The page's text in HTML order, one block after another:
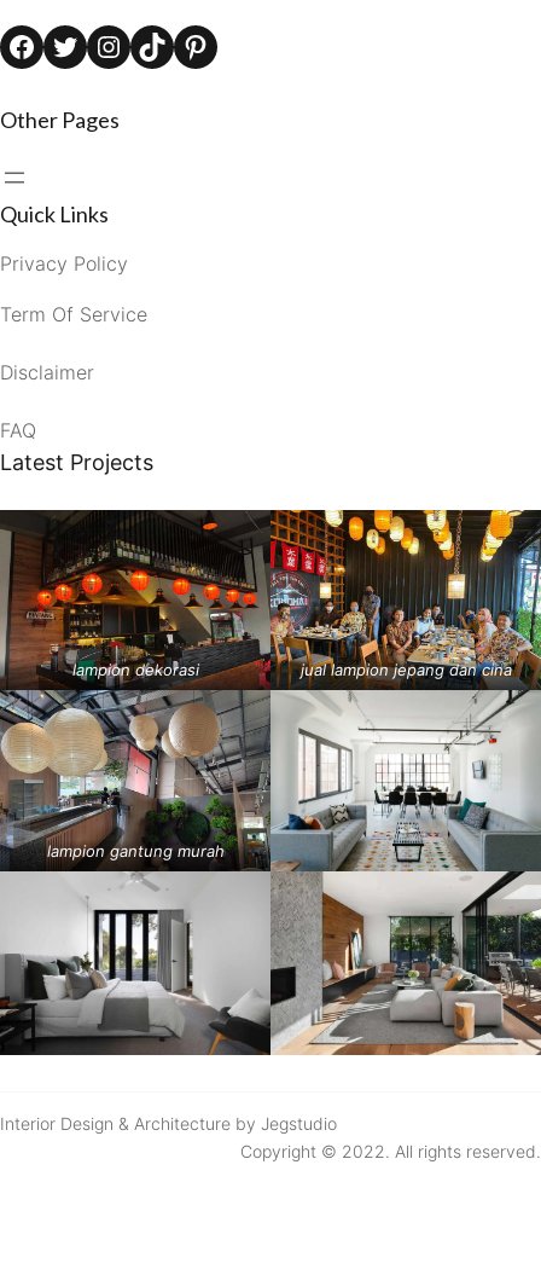
Facebook Twitter Instagram TikTok Pinterest
Other Pages
Quick Links
Privacy Policy
Term Of Service
Disclaimer
FAQ
Latest Projects
lampion dekorasi jual lampion jepang dan cina
lampion gantung murah
Interior Design & Architecture by Jegstudio
Copyright © 2022. All rights reserved.